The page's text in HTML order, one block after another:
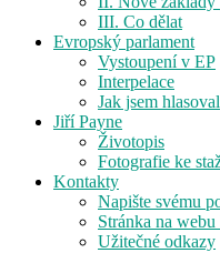
III. Co dělat
Evropský parlament
Vystoupení v EP
Interpelace
Jak jsem hlasoval
Jiří Payne
Životopis
Fotografie ke
Kontakty
Napište svému
Stránka na webu
Užitečné odkazy